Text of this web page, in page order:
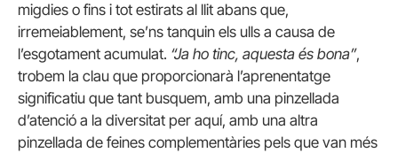
migdies o fins i tot estirats al llit abans que,
irremeiablement, se’ns tanquin els ulls a causa de
l’esgotament acumulat. “Ja ho tinc, aquesta és bona”,
trobem la clau que proporcionarà l’aprenentatge
significatiu que tant busquem, amb una pinzellada
d’atenció a la diversitat per aquí, amb una altra
pinzellada de feines complementàries pels que van més